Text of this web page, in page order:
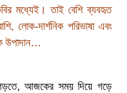
মধ্যেই। তাই বেশি ব্যবহৃত
লোক-দার্শনিক পরিভাষা এবং
উপাদান…
আজকের সময় দিয়ে গড়ে